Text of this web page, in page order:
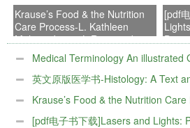
Krause’s Food & the Nutrition
Care Process-L. Kathleen
Mahan, Janice L Raymond
[pdf
Medical Terminology An illustrated
南（第8版）电子版下载
英文原版医学书-Histology: A Text
Cell and Molecular Biology
Krause’s Food & the Nutrition
Mahan, Janice L Raymond
[pdf电子书下载]Lasers and Lights: